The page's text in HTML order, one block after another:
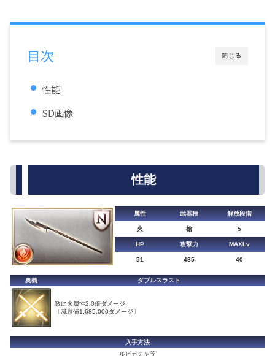
閉じる
目次
性能
SD画像
性能
属性 武器種 解放段階
火 槍 5
HP 攻撃力 MAXLv
51 485 40
奥義 ダブルスラスト
敵に火属性2.0倍ダメージ
〔減衰値1,685,000ダメージ〕
入手方法
ルピガチャ等